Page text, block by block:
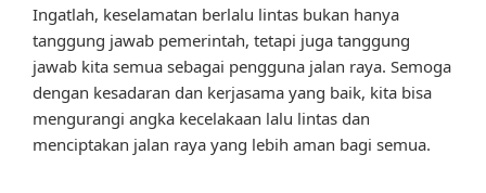
Ingatlah, keselamatan berlalu lintas bukan hanya
tanggung jawab pemerintah, tetapi juga tanggung
jawab kita semua sebagai pengguna jalan raya. Semoga
dengan kesadaran dan kerjasama yang baik, kita bisa
mengurangi angka kecelakaan lalu lintas dan
menciptakan jalan raya yang lebih aman bagi semua.